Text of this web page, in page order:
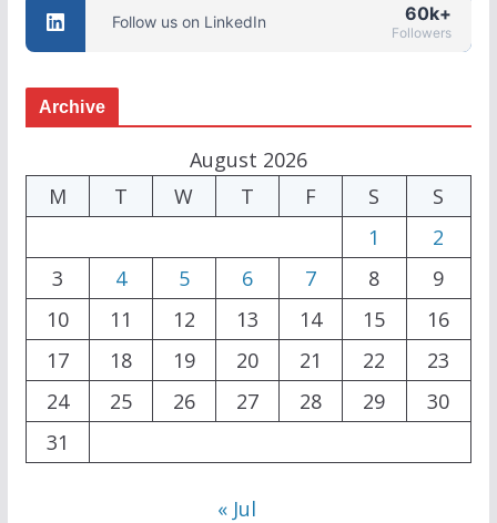
Follow us on LinkedIn 60k+
Followers
Archive
August 2026
M
T W T F S
S
1
2
3
4 5 6 7 8
9
10
11 12 13 14 15
16
17
18 19 20 21 22
23
24
25 26 27 28 29
30
31
« Jul